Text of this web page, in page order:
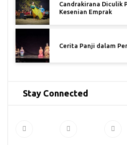
Candrakirana Diculik
Kesenian Emprak
Cerita Panji dalam
Stay Connected